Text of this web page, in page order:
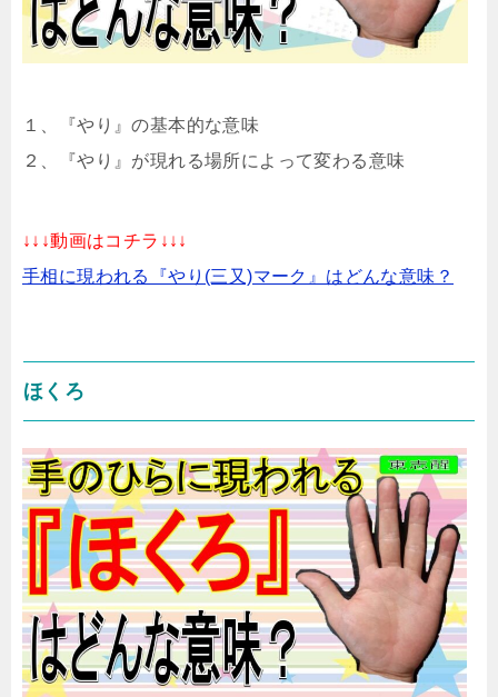
１、『やり』の基本的な意味
２、『やり』が現れる場所によって変わる意味
↓↓↓動画はコチラ↓↓↓
手相に現われる『やり(三又)マーク』はどんな意味？
ほくろ